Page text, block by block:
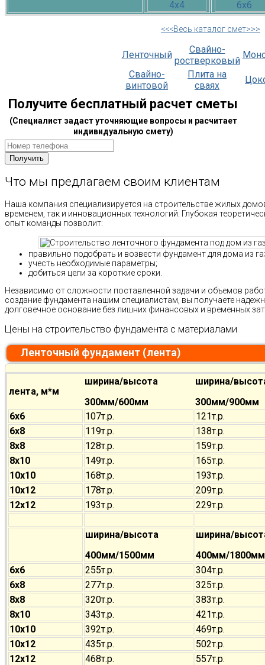
<<<Весь каталог смет>>>
Ленточный
Свайно-
ростверковый
Свайно-
винтовой
Плита на
сваях
Получите бесплатный расчет сметы
(Специалист задаст уточняющие вопросы и расчитает
индивидуальную смету)
Что мы предлагаем своим клиентам
Наша компания специализируется на строительстве жилых
временем, так и инновационных технологий. Глубокая
опыт команды позволит:
правильно подобрать и возвести фундамент для дома из
учесть необходимые параметры;
добиться цели за короткие сроки.
Независимо от сложности поставленной задачи и объемов
создание фундамента нашим специалистам, вы получаете
долговечное основание без лишних финансовых и временных
Цены на строительство фундамента с материалами
Ленточный фундамент (лента)
лента, м*м
ширина/высота
300мм/600мм
ширина/
300мм/900мм
6х6
107т.р.
121т.р.
6х8
119т.р.
138т.р.
8х8
128т.р.
159т.р.
8х10
149т.р.
165т.р.
10х10
168т.р.
193т.р.
10х12
178т.р.
209т.р.
12х12
193т.р. 229т.р.
ширина/высота
400мм/1500мм
ширина/
400мм/1800мм
6х6
255т.р.
304т.р.
6х8
277т.р.
325т.р.
8х8
320т.р.
383т.р.
8х10
343т.р.
421т.р.
10х10
392т.р.
469т.р.
10х12
435т.р.
502т.р.
12х12
468т.р. 557т.р.